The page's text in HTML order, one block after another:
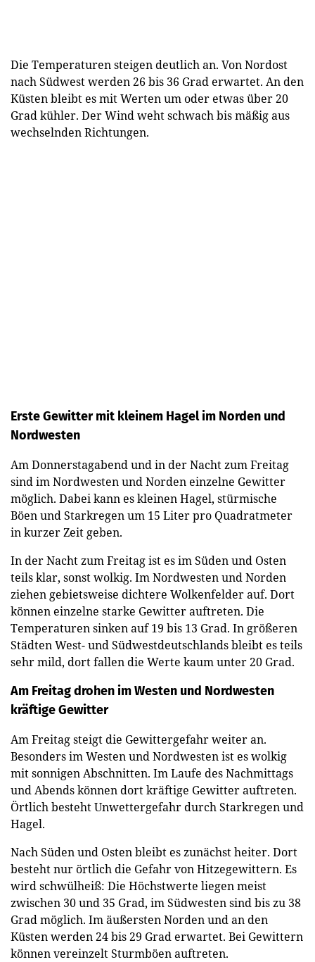
Die Temperaturen steigen deutlich an. Von Nordost
nach Südwest werden 26 bis 36 Grad erwartet. An den
Küsten bleibt es mit Werten um oder etwas über 20
Grad kühler. Der Wind weht schwach bis mäßig aus
wechselnden Richtungen.
Erste Gewitter mit kleinem Hagel im Norden und
Nordwesten
Am Donnerstagabend und in der Nacht zum Freitag
sind im Nordwesten und Norden einzelne Gewitter
möglich. Dabei kann es kleinen Hagel, stürmische
Böen und Starkregen um 15 Liter pro Quadratmeter
in kurzer Zeit geben.
In der Nacht zum Freitag ist es im Süden und Osten
teils klar, sonst wolkig. Im Nordwesten und Norden
ziehen gebietsweise dichtere Wolkenfelder auf. Dort
können einzelne starke Gewitter auftreten. Die
Temperaturen sinken auf 19 bis 13 Grad. In größeren
Städten West- und Südwestdeutschlands bleibt es teils
sehr mild, dort fallen die Werte kaum unter 20 Grad.
Am Freitag drohen im Westen und Nordwesten
kräftige Gewitter
Am Freitag steigt die Gewittergefahr weiter an.
Besonders im Westen und Nordwesten ist es wolkig
mit sonnigen Abschnitten. Im Laufe des Nachmittags
und Abends können dort kräftige Gewitter auftreten.
Örtlich besteht Unwettergefahr durch Starkregen und
Hagel.
Nach Süden und Osten bleibt es zunächst heiter. Dort
besteht nur örtlich die Gefahr von Hitzegewittern. Es
wird schwülheiß: Die Höchstwerte liegen meist
zwischen 30 und 35 Grad, im Südwesten sind bis zu 38
Grad möglich. Im äußersten Norden und an den
Küsten werden 24 bis 29 Grad erwartet. Bei Gewittern
können vereinzelt Sturmböen auftreten.